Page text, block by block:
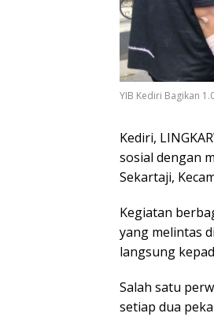
YIB Kediri Bagikan
Kediri,
sosial dengan
Sekartaji,
Kegiatan
yang melintas
langsung
Salah satu
setiap dua